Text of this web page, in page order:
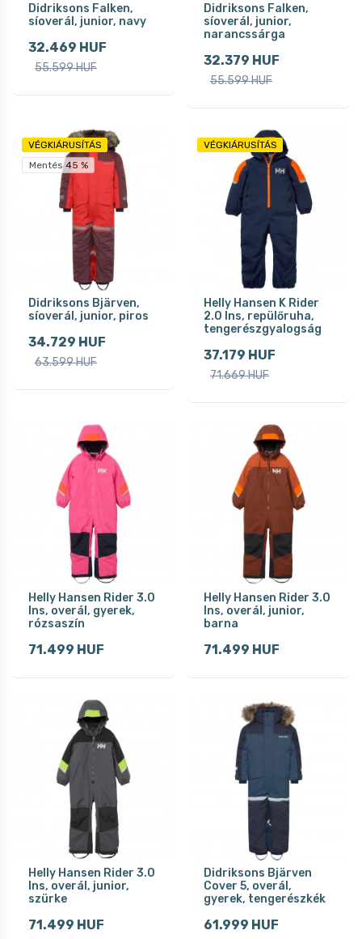
Didriksons Falken,
síoverál, junior, navy
32.469 HUF
55.599 HUF
Didriksons Falken,
síoverál, junior,
narancssárga
32.379 HUF
55.599 HUF
VÉGKIÁRUSÍTÁS
Mentés 45 %
Didriksons Bjärven,
síoverál, junior, piros
34.729 HUF
63.599 HUF
VÉGKIÁRUSÍTÁS
Helly Hansen K Rider
2.0 Ins, repülőruha,
tengerészgyalogság
37.179 HUF
71.669 HUF
Helly Hansen Rider 3.0
Ins, overál, gyerek,
rózsaszín
71.499 HUF
Helly Hansen Rider 3.0
Ins, overál, junior,
barna
71.499 HUF
Helly Hansen Rider 3.0
Ins, overál, junior,
szürke
71.499 HUF
Didriksons Bjärven
Cover 5, overál,
gyerek, tengerészkék
61.999 HUF